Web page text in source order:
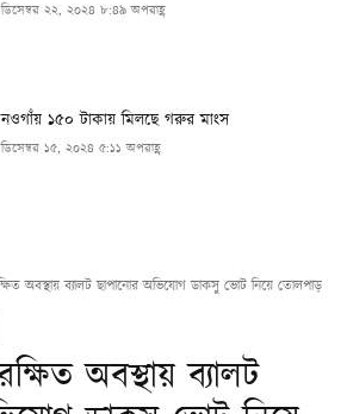
ডিসেম্বর ২২, ২০২৪ ৮:৪৯ অপরাহ্ণ
নওগাঁয় ১৫০ টাকায় মিলছে গরুর মাংস
ডিসেম্বর ১৫, ২০২৪ ৫:১১ অপরাহ্ণ